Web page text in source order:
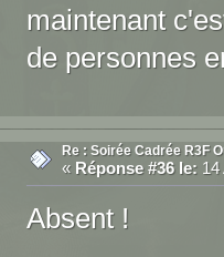
maintenant
de personnes
Re : Soirée Cadrée R3F
« Réponse #36 le:14
Absent !